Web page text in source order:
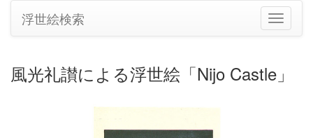
ナ
ビ
シ
浮世絵検索
風光礼讃による浮世絵「Nijo Castle」